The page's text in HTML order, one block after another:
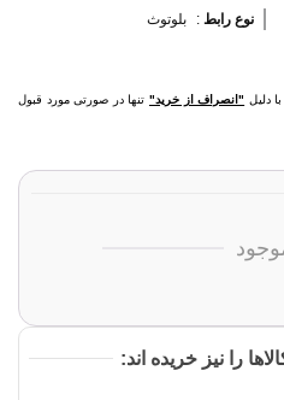
نوع رابط :
بلوتوث
دلیل "انصراف از خرید" تنها در صورتی مورد قبول
را نیز خریده اند: